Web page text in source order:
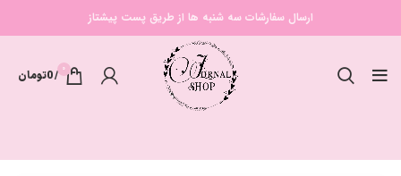
ارسال سفارشات سه شنبه ها از طریق پست پیشتاز
0
/
0تومان